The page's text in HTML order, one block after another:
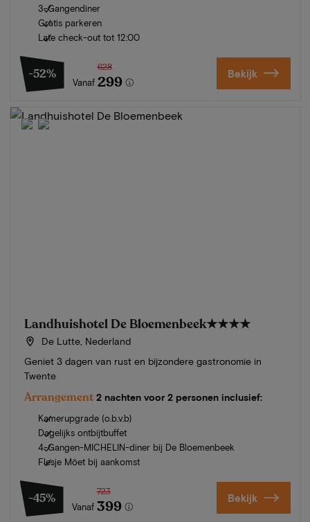
3-Gangendiner
Gratis parkeren
Late check-out tot 12:00
-52%
Vanaf
628
299 Bekijk
Landhuishotel De Bloemenbeek★★★★
De Lutte, Nederland
Geniet 3 dagen van rust en bijzondere gastronomie in
Twente
Arrangement 2 nachten voor 2 personen inclusief:
Kamerupgrade (o.b.v.b)
Dagelijks ontbijtbuffet
4-Gangen-MICHELIN-diner bij De Bloemenbeek
Flesje Möet bij aankomst
-45%
Vanaf
723
399 Bekijk